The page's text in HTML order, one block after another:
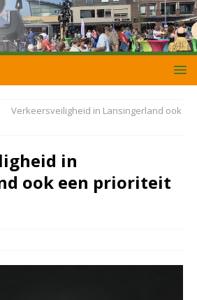
Verkeersveiligheid in Lansingerland ook
in
ook een prioriteit